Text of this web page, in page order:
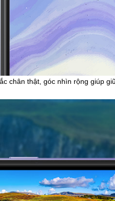
chân thật, góc nhìn rộng giúp